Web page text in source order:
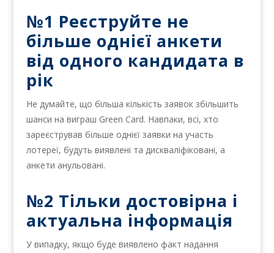
№1 Реєструйте не
більше однієї анкети
від одного кандидата в
рік
Не думайте, що більша кількість заявок збільшить
шанси на виграш Green Card. Навпаки, всі, хто
зареєстрував більше однієї заявки на участь
лотереї, будуть виявлені та дискваліфіковані, а
анкети анульовані.
№2 Тільки достовірна і
актуальна інформація
У випадку, якщо буде виявлено факт надання